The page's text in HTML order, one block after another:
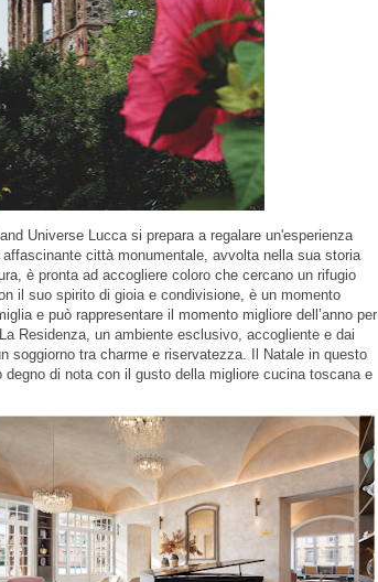
Universe Lucca si prepara a regalare un'esperienza
città monumentale, avvolta nella sua storia
è pronta ad accogliere coloro che cercano un rifugio
il suo spirito di gioia e condivisione, è un momento
e può rappresentare il momento migliore dell’anno per
Residenza, un ambiente esclusivo, accogliente e dai
soggiorno tra charme e riservatezza. Il Natale in questo
di nota con il gusto della migliore cucina toscana e